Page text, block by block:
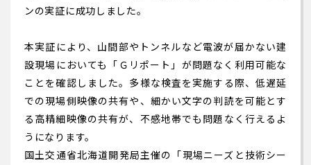
ンの実証に成功しました。
本実証により、山間部やトンネルなど電波が届かない建
設現場においても「Ｇリポート」が問題なく利用可能な
ことを確認しました。多様な検査を実施する際、低遅延
での現場側映像の共有や、細かい文字の判読を可能とす
る高精細映像の共有が、不感地帯でも問題なく行えるよ
うになります。
国土交通省北海道開発局主催の「現場ニーズと技術シー